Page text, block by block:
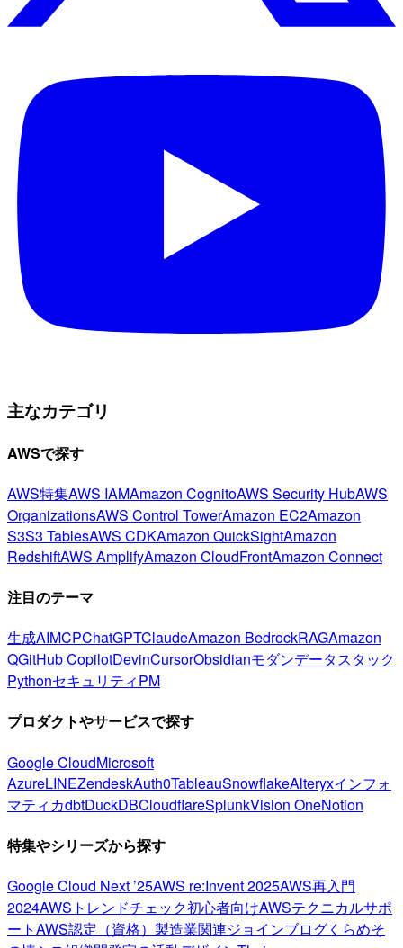
主なカテゴリ
AWSで探す
AWS特集AWS IAMAmazon CognitoAWS Security HubAWS
OrganizationsAWS Control TowerAmazon EC2Amazon
S3S3 TablesAWS CDKAmazon QuickSightAmazon
RedshiftAWS AmplifyAmazon CloudFrontAmazon Connect
注目のテーマ
生成AIMCPChatGPTClaudeAmazon BedrockRAGAmazon
QGitHub CopilotDevinCursorObsidianモダンデータスタック
PythonセキュリティPM
プロダクトやサービスで探す
Google CloudMicrosoft
AzureLINEZendeskAuth0TableauSnowflakeAlteryxインフォ
マティカdbtDuckDBCloudflareSplunkVision OneNotion
特集やシリーズから探す
Google Cloud Next ’25AWS re:Invent 2025AWS再入門
2024AWSトレンドチェック初心者向けAWSテクニカルサポ
ートAWS認定（資格） 製造業関連ジョインブログくらめそ